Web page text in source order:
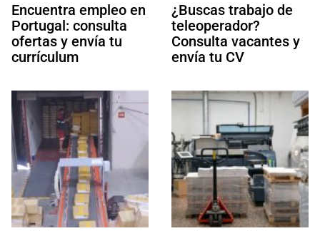
Encuentra empleo en
Portugal: consulta
ofertas y envía tu
currículum
¿Buscas trabajo de
teleoperador?
Consulta vacantes y
envía tu CV